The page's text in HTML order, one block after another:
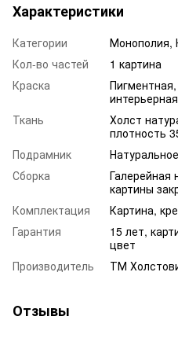
Характеристики
Категории
Монополия,
Кол-во частей
1 картина
Краска
интерьерная
Ткань
Холст
плотность
Подрамник
Сборка
Галерейная
картины
Комплектация
Картина,
Гарантия
15 лет,
цвет
Производитель
ТМ
Отзывы